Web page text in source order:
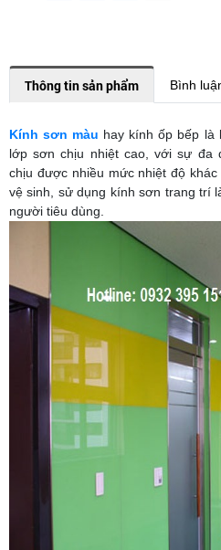
Thông tin sản phẩm Bình
Kính sơn màu hay kính ốp bếp là
lớp sơn chịu nhiệt cao, với sự đa
chịu được nhiều mức nhiệt độ
vệ sinh, sử dụng kính sơn trang trí
người tiêu dùng.